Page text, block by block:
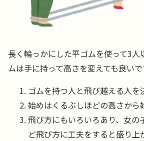
長く輪っかにした平ゴムを使って3人
ムは手に持って高さを変えても良いで
ゴムを持つ人と飛び越える人を
始めはくるぶしほどの高さから
飛び方にもいろいろあり、女の
ど飛び方に工夫をすると盛り上